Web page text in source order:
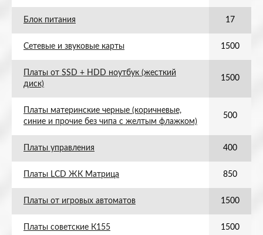
Блок питания 17
Сетевые и звуковые карты 1500
Платы от SSD + HDD ноутбук (жесткий
диск)
1500
Платы материнские черные (коричневые,
синие и прочие без чипа с желтым флажком)
500
Платы управления 400
Платы LCD ЖК Матрица 850
Платы от игровых автоматов 1500
Платы советские К155 1500